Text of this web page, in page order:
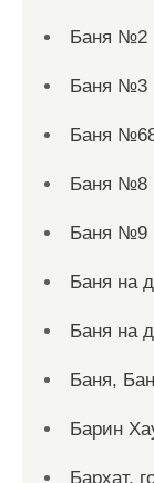
Баня №2
Баня №3
Баня
Баня №8
Баня №9
Баня на
Баня на
Баня,
Барин
Бархат,